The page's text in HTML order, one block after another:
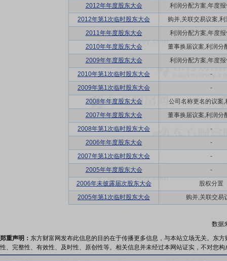
2012年年度股东大会
利润分配方案,年度
2012年第1次临时股东大会
购并,关联交易议案,
2011年年度股东大会
利润分配方案,年度
2010年年度股东大会
董事换届议案,利润分
2009年年度股东大会
利润分配方案,年度
2010年第1次临时股东大会
-
2009年第1次临时股东大会
-
2008年年度股东大会
公司名称更名的议案,
2007年年度股东大会
董事换届议案,利润分
2008年第1次临时股东大会
-
2006年年度股东大会
-
2007年第1次临时股东大会
-
2005年年度股东大会
-
2006年未披露届次股东大会
股权分置
2005年第1次临时股东大会
购并,关联交易
数据
郑重声明： 东方财富网发布此信息的目的在于传播更多信息，与本站立场无关。东
性、完整性、有效性、及时性、原创性等。相关信息并未经过本网站证实，不对您